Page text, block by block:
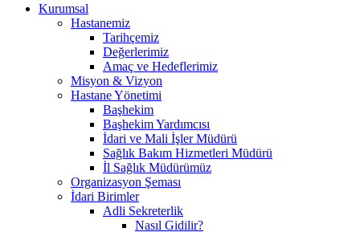
Kurumsal
Hastanemiz
Tarihçemiz
Değerlerimiz
Amaç ve Hedeflerimiz
Misyon & Vizyon
Hastane Yönetimi
Başhekim
Başhekim Yardımcısı
İdari ve Mali İşler Müdürü
Sağlık Bakım Hizmetleri Müdürü
İl Sağlık Müdürümüz
Organizasyon Şeması
İdari Birimler
Adli Sekreterlik
Nasıl Gidilir?